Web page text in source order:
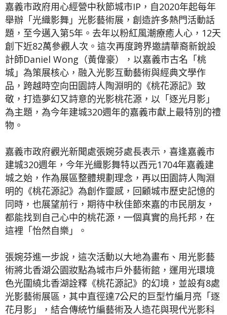
嘉義市政府用心經營中秋節城市IP，自2020年起每年
舉辦「光織影舞」光影藝術展，創造許多熱門活動話
題，至今邁入第5年。去年以粉紅風潮療癒人心，12天
創下近82萬參觀人次。這次再度跨界邀請華裔新銳設
計師Daniel Wong（黃偉豪），以嘉義市古名「桃
城」為策展核心，融入光影互動藝術與經典文學作
品，跨越時空向田園詩人陶淵明的《桃花源記》致
敬，打造夢幻又詩意的光影桃花源，以「逐光月影」
為主題，為今年建城320週年的嘉義市獻上最特別的禮
物。
嘉義市政府觀光新聞處張婉芬處長表示，喜逢嘉義市
建城320週年，今年光織影舞特以西元1704年嘉義建
城之始，作為展區整體規劃理念，再以田園詩人陶淵
明的《桃花源記》為創作靈感，回顧城市歷史記憶的
同時，也展望前行，期待中秋佳節來嘉的市民朋友，
都能找到自己心中的桃花源，一個真實的烏托邦，在
這裡「怡然自樂」。
張婉芬進一步說，這次活動以大地為畫布、用光影藝
術將北香湖公園妝點為城市戶外藝術館，運用光環境
色光圍繞北香湖詮釋《桃花源記》的幻境，並設有8處
光影藝術展區，其中直徑達7公尺的巨型竹編月亮「逐
花月影」，結合傳統竹編藝術及人造花與現代光影科